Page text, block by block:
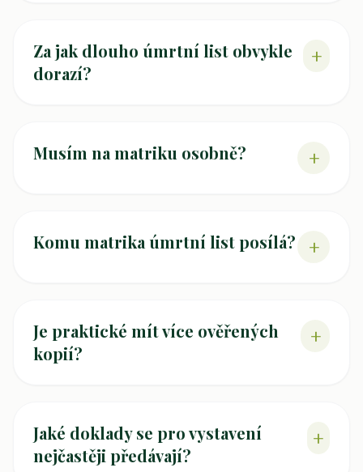
Za jak dlouho úmrtní list obvykle
dorazí?
+
Musím na matriku osobně? +
Komu matrika úmrtní list posílá? +
Je praktické mít více ověřených
kopií?
+
Jaké doklady se pro vystavení
nejčastěji předávají?
+